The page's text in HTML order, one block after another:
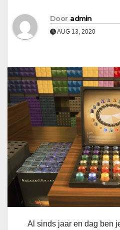
Door admin
AUG 13, 2020
Al sinds jaar en dag ben